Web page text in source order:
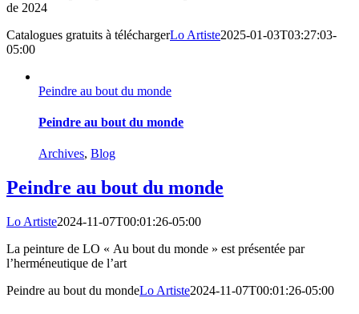
de 2024
Catalogues gratuits à téléchargerLo Artiste2025-01-03T03:27:03-
05:00
Peindre au bout du monde
Peindre au bout du monde
Archives, Blog
Peindre au bout du monde
Lo Artiste2024-11-07T00:01:26-05:00
La peinture de LO « Au bout du monde » est présentée par
l’herméneutique de l’art
Peindre au bout du mondeLo Artiste2024-11-07T00:01:26-05:00